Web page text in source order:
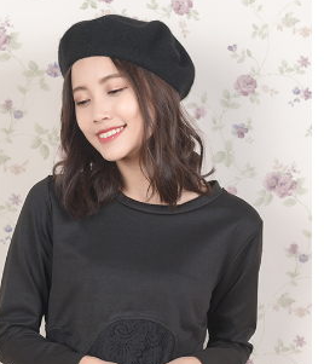
仍有額度不足之情形，本公司將視審查結果
用他人資訊註冊。若發現惡意使用之情形，
止該用戶之使用額度並採取法律行動。